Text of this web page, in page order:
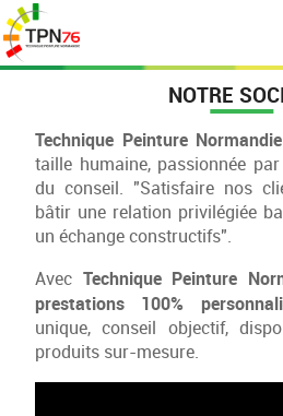
NOTRE
Technique Peinture Normandie
taille humaine, passionnée
du conseil. "Satisfaire nos
bâtir une relation privilégiée
un échange constructifs".
Avec Technique Peinture
prestations 100%
unique, conseil objectif,
produits sur-mesure.